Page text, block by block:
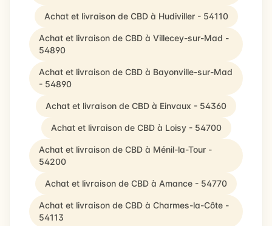
Achat et livraison de CBD à Hudiviller - 54110
Achat et livraison de CBD à Villecey-sur-Mad -
54890
Achat et livraison de CBD à Bayonville-sur-Mad
- 54890
Achat et livraison de CBD à Einvaux - 54360
Achat et livraison de CBD à Loisy - 54700
Achat et livraison de CBD à Ménil-la-Tour -
54200
Achat et livraison de CBD à Amance - 54770
Achat et livraison de CBD à Charmes-la-Côte -
54113